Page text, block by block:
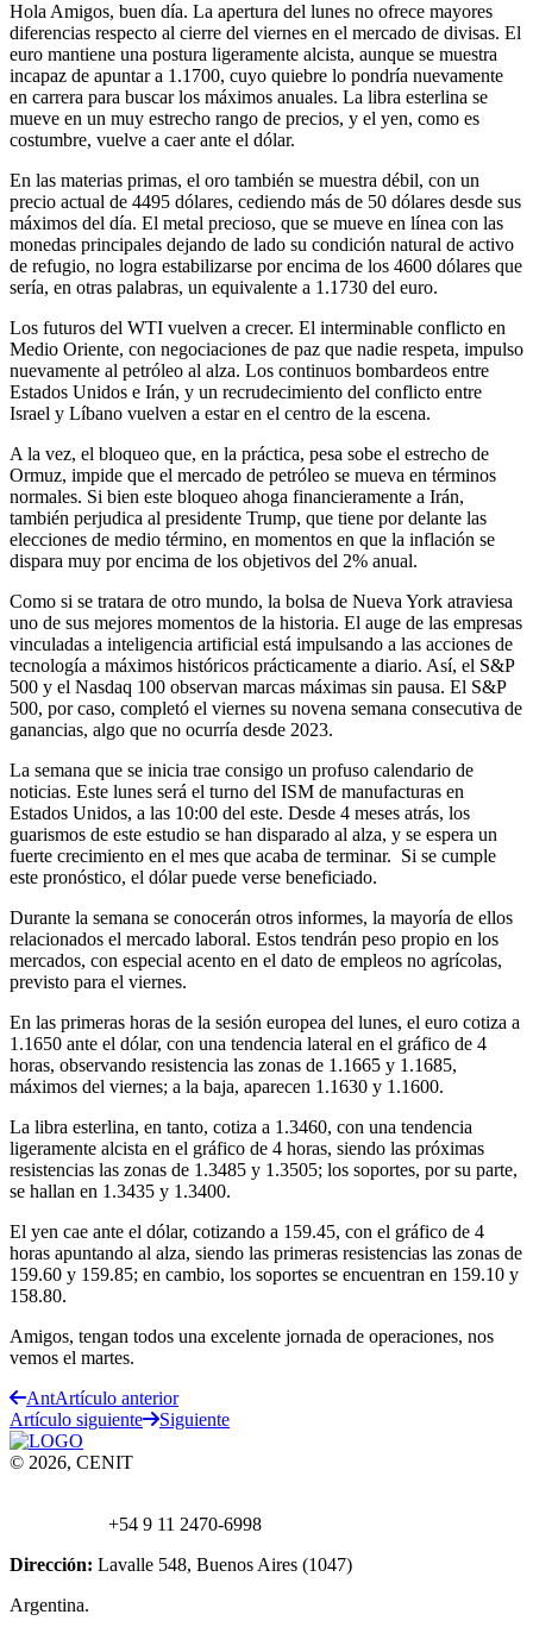
Hola Amigos, buen día. La apertura del lunes no ofrece mayores
diferencias respecto al cierre del viernes en el mercado de divisas. El
euro mantiene una postura ligeramente alcista, aunque se muestra
incapaz de apuntar a 1.1700, cuyo quiebre lo pondría nuevamente
en carrera para buscar los máximos anuales. La libra esterlina se
mueve en un muy estrecho rango de precios, y el yen, como es
costumbre, vuelve a caer ante el dólar.
En las materias primas, el oro también se muestra débil, con un
precio actual de 4495 dólares, cediendo más de 50 dólares desde sus
máximos del día. El metal precioso, que se mueve en línea con las
monedas principales dejando de lado su condición natural de activo
de refugio, no logra estabilizarse por encima de los 4600 dólares que
sería, en otras palabras, un equivalente a 1.1730 del euro.
Los futuros del WTI vuelven a crecer. El interminable conflicto en
Medio Oriente, con negociaciones de paz que nadie respeta, impulso
nuevamente al petróleo al alza. Los continuos bombardeos entre
Estados Unidos e Irán, y un recrudecimiento del conflicto entre
Israel y Líbano vuelven a estar en el centro de la escena.
A la vez, el bloqueo que, en la práctica, pesa sobe el estrecho de
Ormuz, impide que el mercado de petróleo se mueva en términos
normales. Si bien este bloqueo ahoga financieramente a Irán,
también perjudica al presidente Trump, que tiene por delante las
elecciones de medio término, en momentos en que la inflación se
dispara muy por encima de los objetivos del 2% anual.
Como si se tratara de otro mundo, la bolsa de Nueva York atraviesa
uno de sus mejores momentos de la historia. El auge de las empresas
vinculadas a inteligencia artificial está impulsando a las acciones de
tecnología a máximos históricos prácticamente a diario. Así, el S&P
500 y el Nasdaq 100 observan marcas máximas sin pausa. El S&P
500, por caso, completó el viernes su novena semana consecutiva de
ganancias, algo que no ocurría desde 2023.
La semana que se inicia trae consigo un profuso calendario de
noticias. Este lunes será el turno del ISM de manufacturas en
Estados Unidos, a las 10:00 del este. Desde 4 meses atrás, los
guarismos de este estudio se han disparado al alza, y se espera un
fuerte crecimiento en el mes que acaba de terminar. Si se cumple
este pronóstico, el dólar puede verse beneficiado.
Durante la semana se conocerán otros informes, la mayoría de ellos
relacionados el mercado laboral. Estos tendrán peso propio en los
mercados, con especial acento en el dato de empleos no agrícolas,
previsto para el viernes.
En las primeras horas de la sesión europea del lunes, el euro cotiza a
1.1650 ante el dólar, con una tendencia lateral en el gráfico de 4
horas, observando resistencia las zonas de 1.1665 y 1.1685,
máximos del viernes; a la baja, aparecen 1.1630 y 1.1600.
La libra esterlina, en tanto, cotiza a 1.3460, con una tendencia
ligeramente alcista en el gráfico de 4 horas, siendo las próximas
resistencias las zonas de 1.3485 y 1.3505; los soportes, por su parte,
se hallan en 1.3435 y 1.3400.
El yen cae ante el dólar, cotizando a 159.45, con el gráfico de 4
horas apuntando al alza, siendo las primeras resistencias las zonas de
159.60 y 159.85; en cambio, los soportes se encuentran en 159.10 y
158.80.
Amigos, tengan todos una excelente jornada de operaciones, nos
vemos el martes.
AntArtículo anterior
Artículo siguiente
Siguiente
© 2026, CENIT
+54 9 11 2470-6998
Dirección: Lavalle 548, Buenos Aires (1047)
Argentina.